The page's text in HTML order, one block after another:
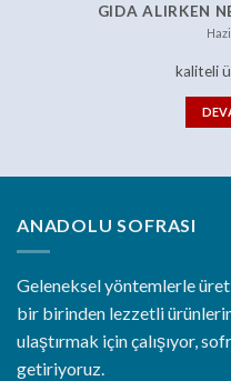
GIDA ALIRKEN
kaliteli
ANADOLU SOFRASI
Geleneksel yöntemlerle
bir birinden lezzetli
ulaştırmak için çalışıyor,
getiriyoruz.